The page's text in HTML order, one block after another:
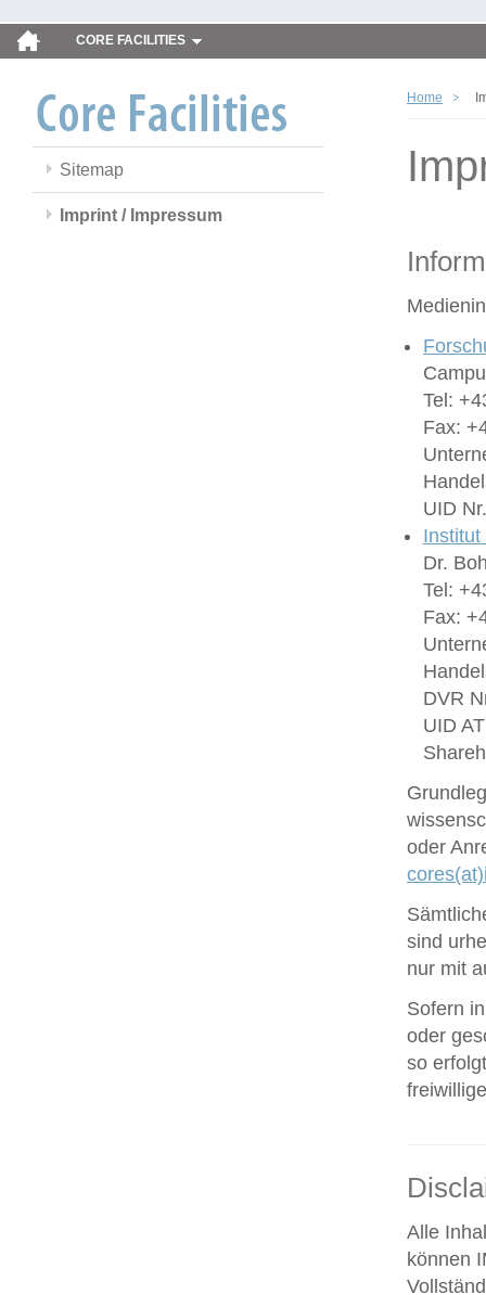
CORE FACILITIES
Sitemap
Imprint / Impressum
Home
Tel:
Fax:
UID
Dr.
Tel:
Fax:
DVR
UID
oder
sind
nur mit
Sofern
oder
so
Alle
können